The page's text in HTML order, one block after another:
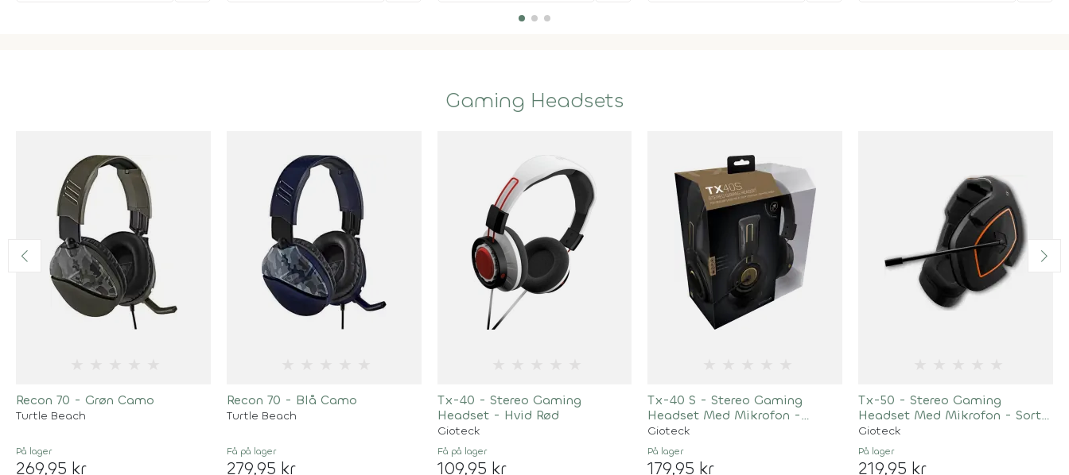
Gaming Headsets
Recon 70 - Grøn Camo
Turtle Beach
På lager
269,95 kr
Recon 70 - Blå Camo
Turtle Beach
Få på lager
279,95 kr
Tx-40 - Stereo Gaming
Headset - Hvid Rød
Gioteck
Få på lager
109,95 kr
Tx-40 S - Stereo Gaming
Headset Med Mikrofon -
Bronze
Gioteck
På lager
179,95 kr
Tx-50 - Stereo Gaming
Headset Med Mikrofon - Sort
Rød
Gioteck
På lager
219,95 kr